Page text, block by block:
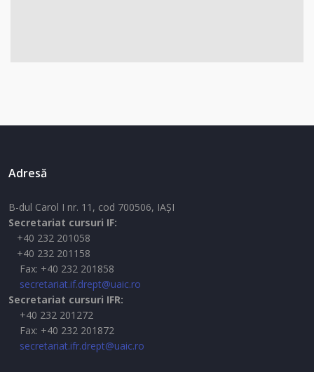
Adresă
B-dul Carol I nr. 11, cod 700506, IAŞI
Secretariat cursuri IF:
+40 232 201058
+40 232 201158
Fax: +40 232 201858
secretariat.if.drept@uaic.ro
Secretariat cursuri IFR:
+40 232 201272
Fax: +40 232 201872
secretariat.ifr.drept@uaic.ro